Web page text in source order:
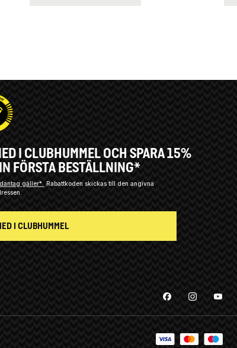
I CLUBHUMMEL OCH SPARA 15%
FÖRSTA BESTÄLLNING*
gäller* Rabattkoden skickas till den angivna
I CLUBHUMMEL